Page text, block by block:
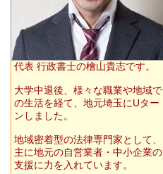
代表 行政書士の檜山貴志です。
大学中退後、様々な職業や地域で
の生活を経て、地元埼玉にUター
ンしました。
地域密着型の法律専門家として、
主に地元の自営業者・中小企業の
支援に力を入れています。